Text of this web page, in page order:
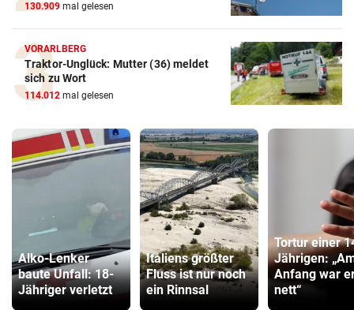
130.909 mal gelesen
VORARLBERG
Traktor-Unglück: Mutter (36) meldet
sich zu Wort
114.012 mal gelesen
Alko-Lenker
baute Unfall: 18-
Jähriger verletzt
Italiens größter
Fluss ist nur noch
ein Rinnsal
Tortur einer
Jährigen:
Anfang war
nett“